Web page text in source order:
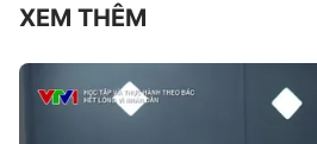
XEM THÊM